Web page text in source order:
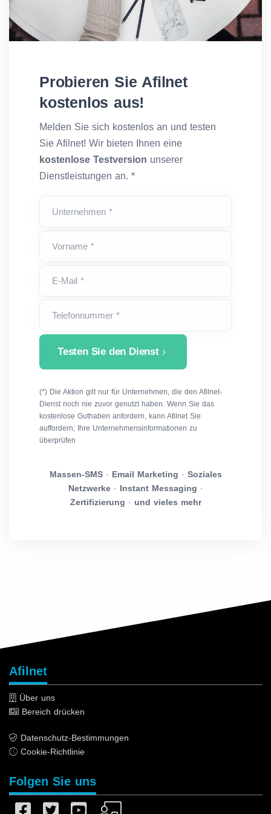
Probieren Sie Afilnet
kostenlos aus!
Melden Sie sich kostenlos an und testen
Sie Afilnet! Wir bieten Ihnen eine
kostenlose Testversion unserer
Dienstleistungen an. *
Unternehmen *
Vorname *
E-Mail *
Telefonnummer *
Testen Sie den Dienst
(*) Die Aktion gilt nur für Unternehmen, die den Afilnet-
Dienst noch nie zuvor genutzt haben. Wenn Sie das
kostenlose Guthaben anfordern, kann Afilnet Sie
auffordern, Ihre Unternehmensinformationen zu
überprüfen
Massen-SMS· Email Marketing · Soziales
Netzwerke· Instant Messaging ·
Zertifizierung · und vieles mehr
Afilnet
Über uns
Bereich drücken
Datenschutz-Bestimmungen
Cookie-Richtlinie
Folgen Sie uns